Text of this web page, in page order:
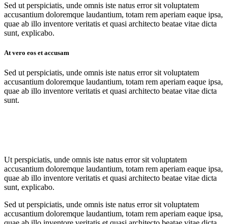
Sed ut perspiciatis, unde omnis iste natus error sit voluptatem
accusantium doloremque laudantium, totam rem aperiam eaque ipsa,
quae ab illo inventore veritatis et quasi architecto beatae vitae dicta
sunt, explicabo.
At vero eos et accusam
Sed ut perspiciatis, unde omnis iste natus error sit voluptatem
accusantium doloremque laudantium, totam rem aperiam eaque ipsa,
quae ab illo inventore veritatis et quasi architecto beatae vitae dicta
sunt.
Ut perspiciatis, unde omnis iste natus error sit voluptatem
accusantium doloremque laudantium, totam rem aperiam eaque ipsa,
quae ab illo inventore veritatis et quasi architecto beatae vitae dicta
sunt, explicabo.
Sed ut perspiciatis, unde omnis iste natus error sit voluptatem
accusantium doloremque laudantium, totam rem aperiam eaque ipsa,